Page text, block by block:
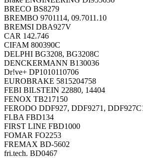
BRECO BS8279
BREMBO 9701114, 09.7011.10
BREMSI DBA927V
CAR 142.746
CIFAM 800390C
DELPHI BG3208, BG3208C
DENCKERMANN B130036
Dr!ve+ DP1010110706
EUROBRAKE 5815204758
FEBI BILSTEIN 22880, 14404
FENOX TB217150
FERODO DDF927, DDF9271,
FI.BA FBD134
FIRST LINE FBD1000
FOMAR FO2253
FREMAX BD-5602
fri.tech. BD0467